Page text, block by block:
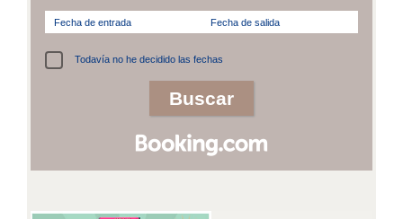
Fecha de entrada Fecha de salida
Todavía no he decidido las fechas